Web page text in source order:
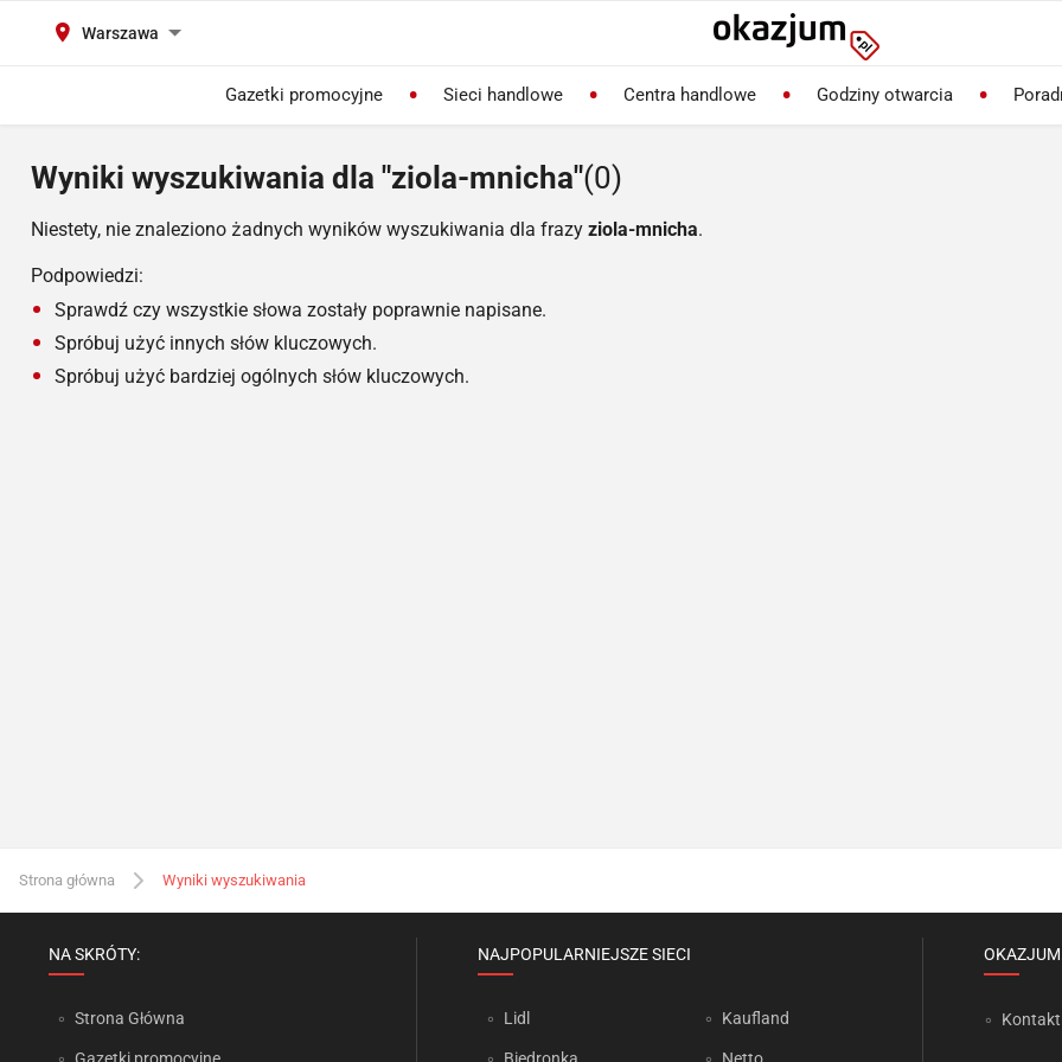
Warszawa
Gazetki promocyjne Sieci handlowe Centra handlowe Godziny otwarcia
Wyniki wyszukiwania dla "ziola-mnicha"(0)
Niestety, nie znaleziono żadnych wyników wyszukiwania dla frazy ziola-mnicha.
Podpowiedzi:
Sprawdź czy wszystkie słowa zostały poprawnie napisane.
Spróbuj użyć innych słów kluczowych.
Spróbuj użyć bardziej ogólnych słów kluczowych.
Strona główna Wyniki wyszukiwania
NA SKRÓTY:
Strona Główna
NAJPOPULARNIEJSZE SIECI
Lidl Kaufland Kontakt